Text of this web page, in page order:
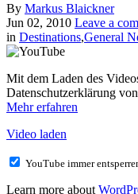
By Markus Blaickner
Jun 02, 2010 Leave a
in Destinations,General
Mit dem Laden des
Datenschutzerklärung
Mehr erfahren
Video laden
YouTube immer
Learn more about